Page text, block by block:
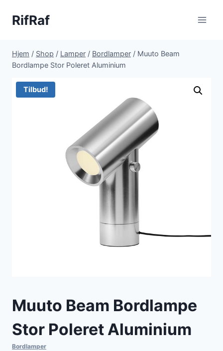
RifRaf
Hjem / Shop / Lamper / Bordlamper / Muuto Beam
Bordlampe Stor Poleret Aluminium
Tilbud!
Muuto Beam Bordlampe
Stor Poleret Aluminium
Bordlamper